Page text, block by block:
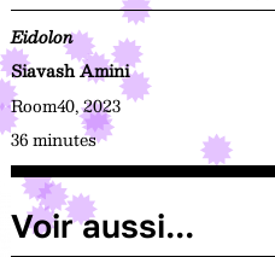
Eidolon
Siavash Amini
Room40, 2023
36 minutes
Voir aussi...